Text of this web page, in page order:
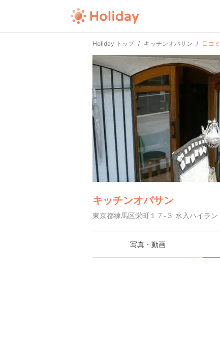
Holiday トップ キッチンオバサン 口コ
キッチンオバサン
東京都練馬区栄町１７-３ 水入ハイラ
写真・動画